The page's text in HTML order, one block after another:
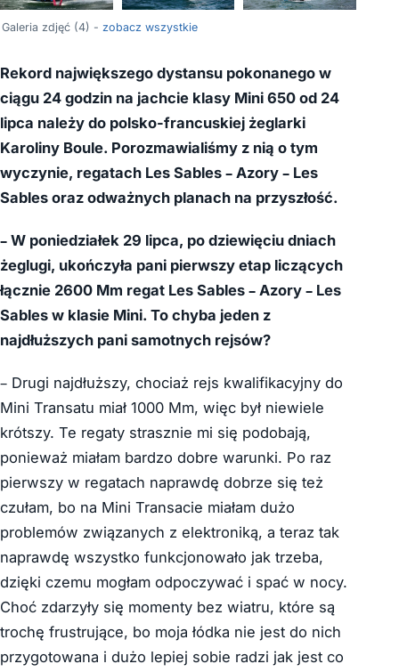
Galeria zdjęć (4) - zobacz wszystkie
Rekord największego dystansu pokonanego w
ciągu 24 godzin na jachcie klasy Mini 650 od 24
lipca należy do polsko-francuskiej żeglarki
Karoliny Boule. Porozmawialiśmy z nią o tym
wyczynie, regatach Les Sables – Azory – Les
Sables oraz odważnych planach na przyszłość.
– W poniedziałek 29 lipca, po dziewięciu dniach
żeglugi, ukończyła pani pierwszy etap liczących
łącznie 2600 Mm regat Les Sables – Azory – Les
Sables w klasie Mini. To chyba jeden z
najdłuższych pani samotnych rejsów?
– Drugi najdłuższy, chociaż rejs kwalifikacyjny do
Mini Transatu miał 1000 Mm, więc był niewiele
krótszy. Te regaty strasznie mi się podobają,
ponieważ miałam bardzo dobre warunki. Po raz
pierwszy w regatach naprawdę dobrze się też
czułam, bo na Mini Transacie miałam dużo
problemów związanych z elektroniką, a teraz tak
naprawdę wszystko funkcjonowało jak trzeba,
dzięki czemu mogłam odpoczywać i spać w nocy.
Choć zdarzyły się momenty bez wiatru, które są
trochę frustrujące, bo moja łódka nie jest do nich
przygotowana i dużo lepiej sobie radzi jak jest co